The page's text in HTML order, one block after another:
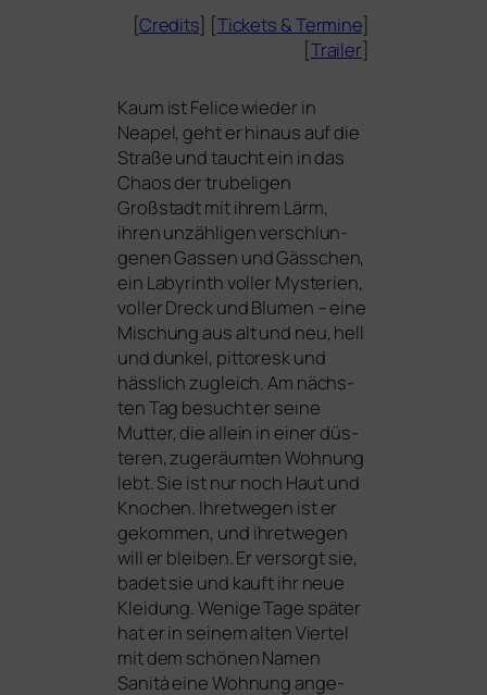
[Credits] [Tickets &Termine]
[Trailer]
Kaum ist Felice wie­der in
Neapel, geht er hin­aus auf die
Straße und taucht ein in das
Chaos der tru­beli­gen
Großstadt mit ihrem Lärm,
ihren unzäh­li­gen ver­schlun­
ge­nen Gassen und Gässchen,
ein Labyrinth vol­ler Mysterien,
vol­ler Dreck und Blumen – eine
Mischung aus alt und neu, hell
und dun­kel, pit­to­resk und
häss­lich zugleich. Am nächs­
ten Tag besucht er sei­ne
Mutter, die allein in einer düs­
te­ren, zuge­räum­ten Wohnung
lebt. Sie ist nur noch Haut und
Knochen. Ihretwegen ist er
gekom­men, und ihret­we­gen
will er blei­ben. Er ver­sorgt sie,
badet sie und kauft ihr neue
Kleidung. Wenige Tage spä­ter
hat er in sei­nem alten Viertel
mit dem schö­nen Namen
Sanità eine Wohnung ange­